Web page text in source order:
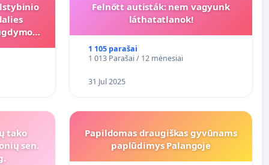
Felnőtt autisták: nem vagyunk
láthatatlanok!
1 105 parašai
1 013 Parašai / 12 mėnesiai
31 Jul 2025
tako
sen.
Papildomas draugiškas gyvūnams
paplūdimys Palangoje